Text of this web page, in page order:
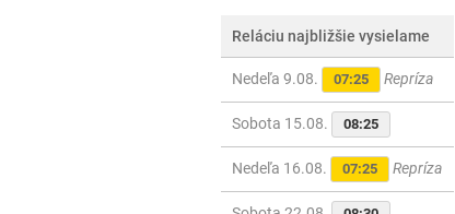
Reláciu najbližšie vysielame
Nedeľa 9.08. 07:25 Repríza
Sobota 15.08. 08:25
Nedeľa 16.08. 07:25 Repríza